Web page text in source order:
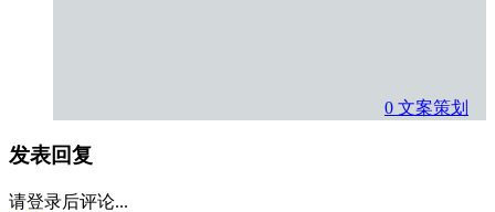
0 文案策划
发表回复
请登录后评论...